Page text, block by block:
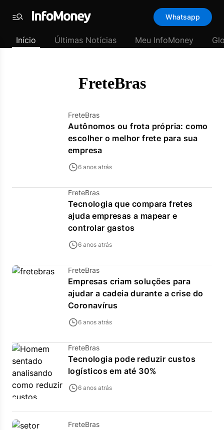
padrão
Últimas
Menu
Whatsapp
Início Últimas Notícias Meu InfoMoney
FreteBras
FreteBras
Autônomos ou frota própria: como
escolher o melhor frete para sua
empresa
6 anos atrás
FreteBras
Tecnologia que compara fretes
ajuda empresas a mapear e
controlar gastos
6 anos atrás
FreteBras
Empresas criam soluções para
ajudar a cadeia durante a crise do
Coronavírus
6 anos atrás
FreteBras
Tecnologia pode reduzir custos
logísticos em até 30%
6 anos atrás
FreteBras